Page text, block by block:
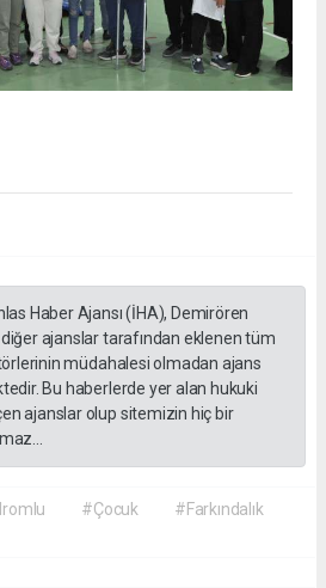
Haber Ajansı (İHA), Demirören
diğer ajanslar tarafından eklenen tüm
müdahalesi olmadan ajans
Bu haberlerde yer alan hukuki
ajanslar olup sitemizin hiç bir
#Çocuk
#Farkındalık